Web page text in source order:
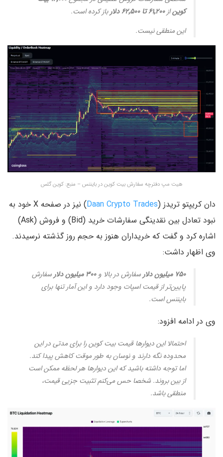
کویناز۶۱٬۲۰۰ تا ۶۲٬۵۰۰ دلار
باز کرده است.
این منطقی نیست.
هیت مپ دفترچه سفارش بیت کوین در بایننس – منبع: کوین گلس
دان کریپتو تریدز (Daan Crypto Trades
) نیز در صفحه X خود به
نبود تعادل بین نقدینگی سفارشات خرید (Bid) و فروش (Ask)
اشاره کرد و گفت که خریداران هنوز به حجم روز گذشته نرسیدند.
وی اظهار داشت:
۷۵۰ میلیون دلار سفارش در بالا و۳۰۰ میلیون دلار
سفارش
پایین‌تر از قیمت اسپات وجود دارد و این آمار تنها برای
بایننس است.
وی در ادامه افزود:
احتمالا این دیوارها قیمت بیت کوین را برای مدتی در این
محدوده نگه دارند و نوسان به طور موقت کاهش پیدا کند.
اما توجه داشته باشید که این دیوارها هر لحظه ممکن است
از بین بروند. شخصا حس می‌کنم تثبیت جزیی قیمت،
منطقی باشد.